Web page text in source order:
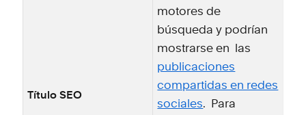
Título SEO
motores de
búsqueda y podrían
mostrarse en las
publicaciones
compartidas en redes
sociales. Para